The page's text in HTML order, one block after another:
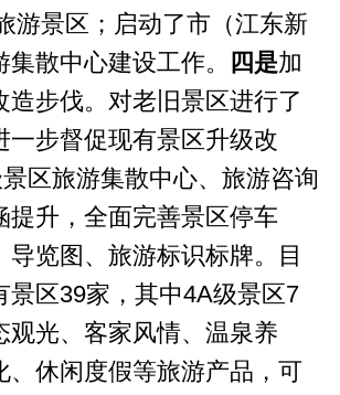
游景区；启动了市（江东新
集散中心建设工作。
四是加
造步伐。对老旧景区进行了
一步督促现有景区升级改
区旅游集散中心、旅游咨询
提升，全面完善景区停车
导览图、旅游标识标牌。目
景区39家，其中4A级景区7
观光、客家风情、温泉养
、休闲度假等旅游产品，可